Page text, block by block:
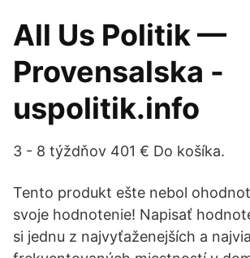
All Us Politik —
Provensalska -
uspolitik.info
3 - 8 týždňov 401 € Do košíka.
Tento produkt ešte nebol
svoje hodnotenie! Napisať
si jednu z najvyťaženejších a